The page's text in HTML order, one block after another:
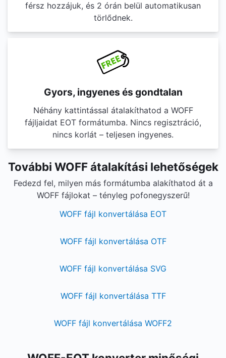
férsz hozzájuk, és 2 órán belül automatikusan
törlődnek.
Gyors, ingyenes és gondtalan
Néhány kattintással átalakíthatod a WOFF
fájljaidat EOT formátumba. Nincs regisztráció,
nincs korlát – teljesen ingyenes.
További WOFF átalakítási lehetőségek
Fedezd fel, milyen más formátumba alakíthatod át a
WOFF fájlokat – tényleg pofonegyszerű!
WOFF fájl konvertálása EOT
WOFF fájl konvertálása OTF
WOFF fájl konvertálása SVG
WOFF fájl konvertálása TTF
WOFF fájl konvertálása WOFF2